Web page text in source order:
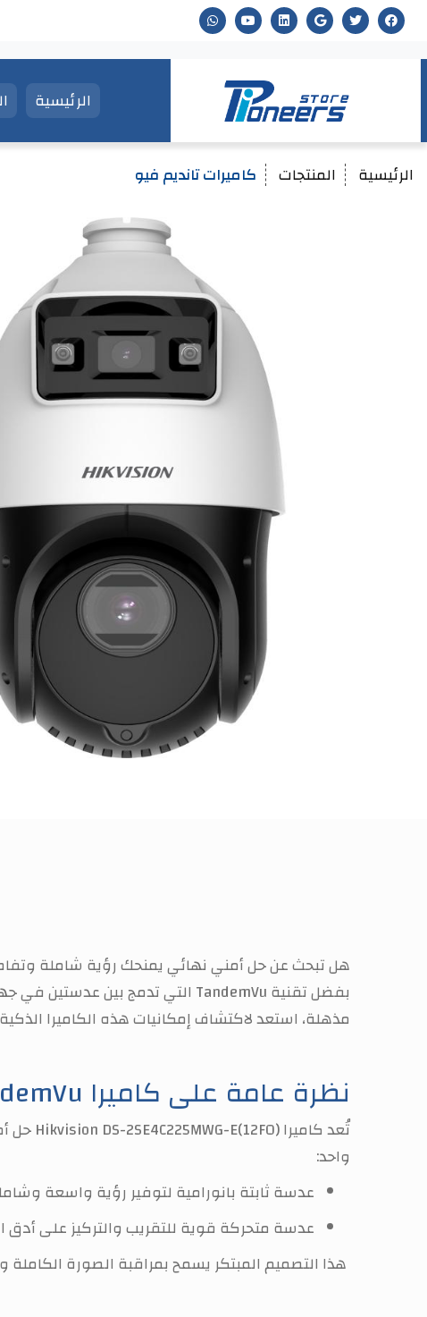
الرئيسية
الرئيسية المنتجات كاميرات تانديم فيو
مذهلة، استعد لاكتشاف إمكانيات هذه الكاميرا
نظرة عامة على كاميرا Hikvision DS-2SE4C225MWG-E(12F0) TandemVu
واحد:
عدسة ثابتة بانورامية لتوفير رؤية واسعة
عدسة متحركة قوية للتقريب والتركيز على أدق
هذا التصميم المبتكر يسمح بمراقبة الصورة